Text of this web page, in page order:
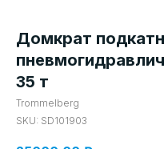
Домкрат
35 т
Trommelberg
SKU: SD101903